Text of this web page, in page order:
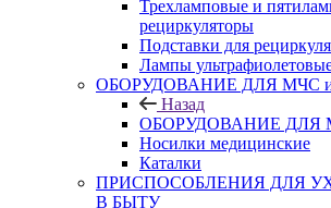
Трехламповые и
рециркуляторы
Подставки для
Лампы
ОБОРУДОВАНИЕ ДЛЯ МЧС
Назад
ОБОРУДОВАНИЕ ДЛЯ
Носилки медицинские
Каталки
ПРИСПОСОБЛЕНИЯ ДЛЯ
В БЫТУ